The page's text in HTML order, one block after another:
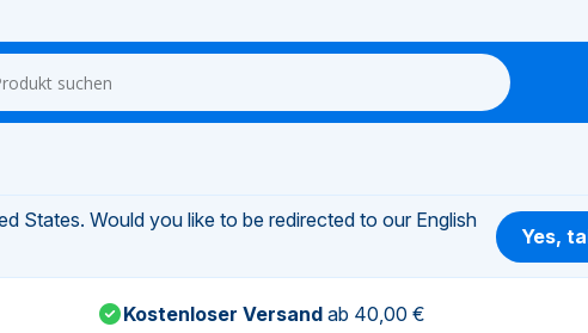
States. Would you like to be redirected to our English
Yes,
Kostenloser Versandab 40,00 €